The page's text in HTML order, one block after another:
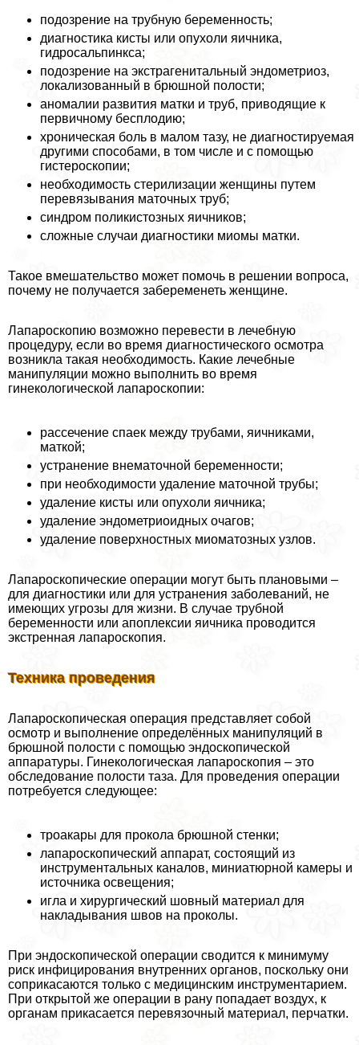
подозрение на трубную беременность;
диагностика кисты или опухоли яичника,
гидросальпинкса;
подозрение на экстрагeнитaльный эндометриоз,
локализованный в брюшной полости;
аномалии развития матки и труб, приводящие к
первичному бесплодию;
хроническая боль в малом тазу, не диагностируемая
другими способами, в том числе и с помощью
гистероскопии;
необходимость стерилизации женщины путем
перевязывания маточных труб;
синдром поликистозных яичников;
сложные случаи диагностики миомы матки.
Такое вмешательство может помочь в решении вопроса,
почему не получается забеременеть женщине.
Лапароскопию возможно перевести в лечебную
процедуру, если во время диагностического осмотра
возникла такая необходимость. Какие лечебные
манипуляции можно выполнить во время
гинекологической лапароскопии:
рассечение спаек между трубами, яичниками,
маткой;
устранение внематочной беременности;
при необходимости удаление маточной трубы;
удаление кисты или опухоли яичника;
удаление эндометриоидных очагов;
удаление поверхностных миоматозных узлов.
Лапароскопические операции могут быть плановыми –
для диагностики или для устранения заболеваний, не
имеющих угрозы для жизни. В случае трубной
беременности или апоплексии яичника проводится
экстренная лапароскопия.
Техника проведения
Лапароскопическая операция представляет собой
осмотр и выполнение определённых манипуляций в
брюшной полости с помощью эндоскопической
аппаратуры. Гинекологическая лапароскопия – это
обследование полости таза. Для проведения операции
потребуется следующее:
троакары для прокола брюшной стенки;
лапароскопический аппарат, состоящий из
инструментальных каналов, миниатюрной камеры и
источника освещения;
игла и хирургический шовный материал для
накладывания швов на проколы.
При эндоскопической операции сводится к минимуму
риск инфицирования внутренних органов, поскольку они
соприкасаются только с медицинским инструментарием.
При открытой же операции в рану попадает воздух, к
органам прикасается перевязочный материал, перчатки.